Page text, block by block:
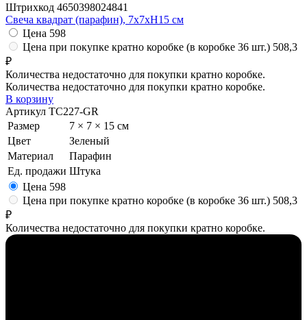
Штрихкод 4650398024841
Свеча квадрат (парафин), 7x7xH15 см
Цена 598
Цена при покупке кратно коробке (в коробке 36 шт.) 508,3
₽
Количества недостаточно для покупки кратно коробке.
Количества недостаточно для покупки кратно коробке.
В корзину
Артикул TC227-GR
Размер
7 × 7 × 15 см
Цвет
Зеленый
Материал
Парафин
Ед. продажи Штука
Цена 598
Цена при покупке кратно коробке (в коробке 36 шт.) 508,3
₽
Количества недостаточно для покупки кратно коробке.